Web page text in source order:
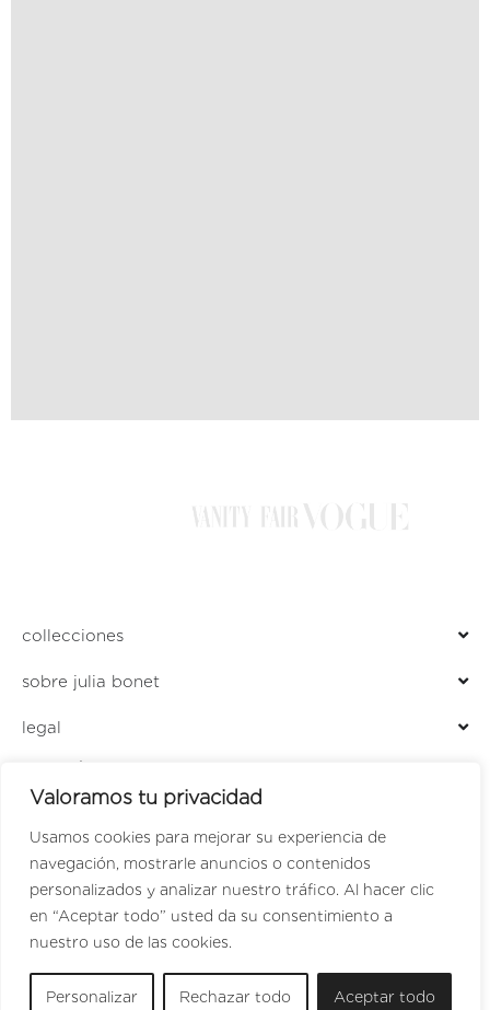
Valoramos tu privacidad
Usamos cookies para mejorar su experiencia de
navegación, mostrarle anuncios o contenidos
personalizados y analizar nuestro tráfico. Al hacer clic
en “Aceptar todo” usted da su consentimiento a
nuestro uso de las cookies.
Personalizar Rechazar todo Aceptar todo
collecciones
sobre julia bonet
legal
LOCALIZADOR DE TIENDAS
PERFUMERÍA JULIA